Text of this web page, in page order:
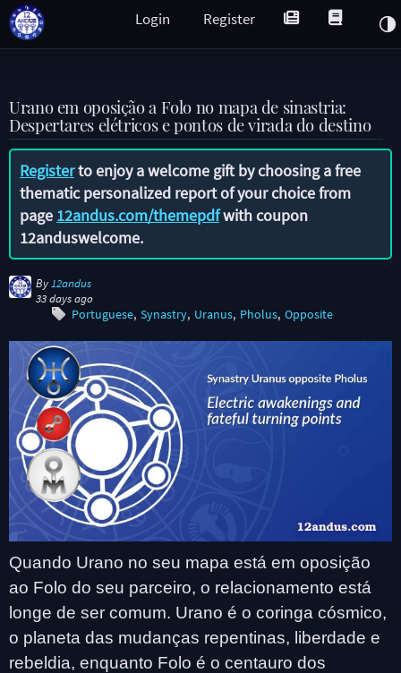
Register
Login
Urano em oposição a Folo no mapa de sinastria:
Despertares elétricos e pontos de virada do destino
Registerto enjoy a welcome gift by choosing a free
thematic personalized report of your choice from
page 12andus.com/themepdfwith coupon
12anduswelcome.
By 12andus
33 days ago
Portuguese Synastry Uranus Pholus Opposite
Quando Urano no seu mapa está em oposição
ao Folo do seu parceiro, o relacionamento está
longe de ser comum. Urano é o coringa cósmico,
o planeta das mudanças repentinas, liberdade e
rebeldia, enquanto Folo é o centauro dos